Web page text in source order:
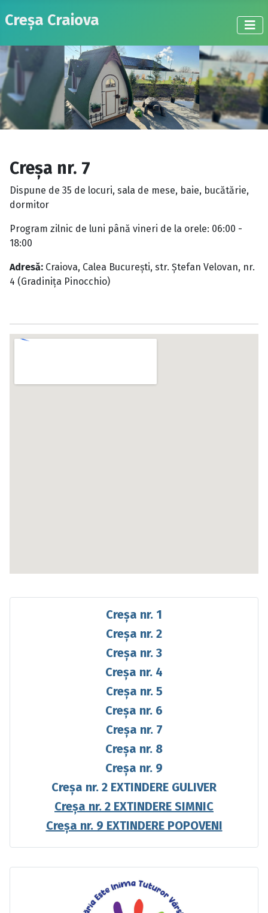
Creșa Craiova
Creșa nr. 7
Dispune de 35 de locuri, sala de mese, baie, bucătărie,
dormitor
Program zilnic de luni până vineri de la orele: 06:00 -
18:00
Adresă: Craiova, Calea Bucureşti, str. Ştefan Velovan, nr.
4 (Gradiniţa Pinocchio)
Creșa nr. 1
Creșa nr. 2
Creșa nr. 3
Creșa nr. 4
Creșa nr. 5
Creșa nr. 6
Creșa nr. 7
Creșa nr. 8
Creșa nr. 9
Creșa nr. 2 EXTINDERE GULIVER
Creșa nr. 2 EXTINDERE SIMNIC
Creșa nr. 9 EXTINDERE POPOVENI